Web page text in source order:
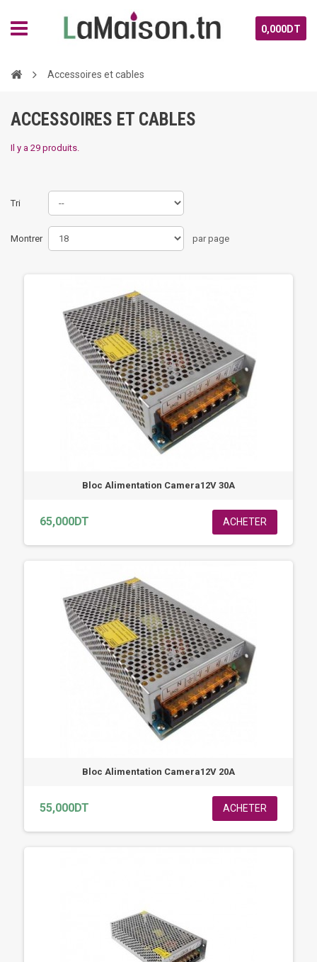
0,000DT
Accessoires et cables
ACCESSOIRES ET CABLES
Il y a 29 produits.
Tri
Montrer par page
Bloc Alimentation Camera12V 30A
65,000DT ACHETER
Bloc Alimentation Camera12V 20A
55,000DT ACHETER